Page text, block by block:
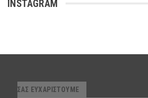
INSTAGRAM
ΣΑΣ ΕΥΧΑΡΙΣΤΟΎΜΕ